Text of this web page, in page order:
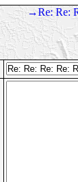
→Re: Re: